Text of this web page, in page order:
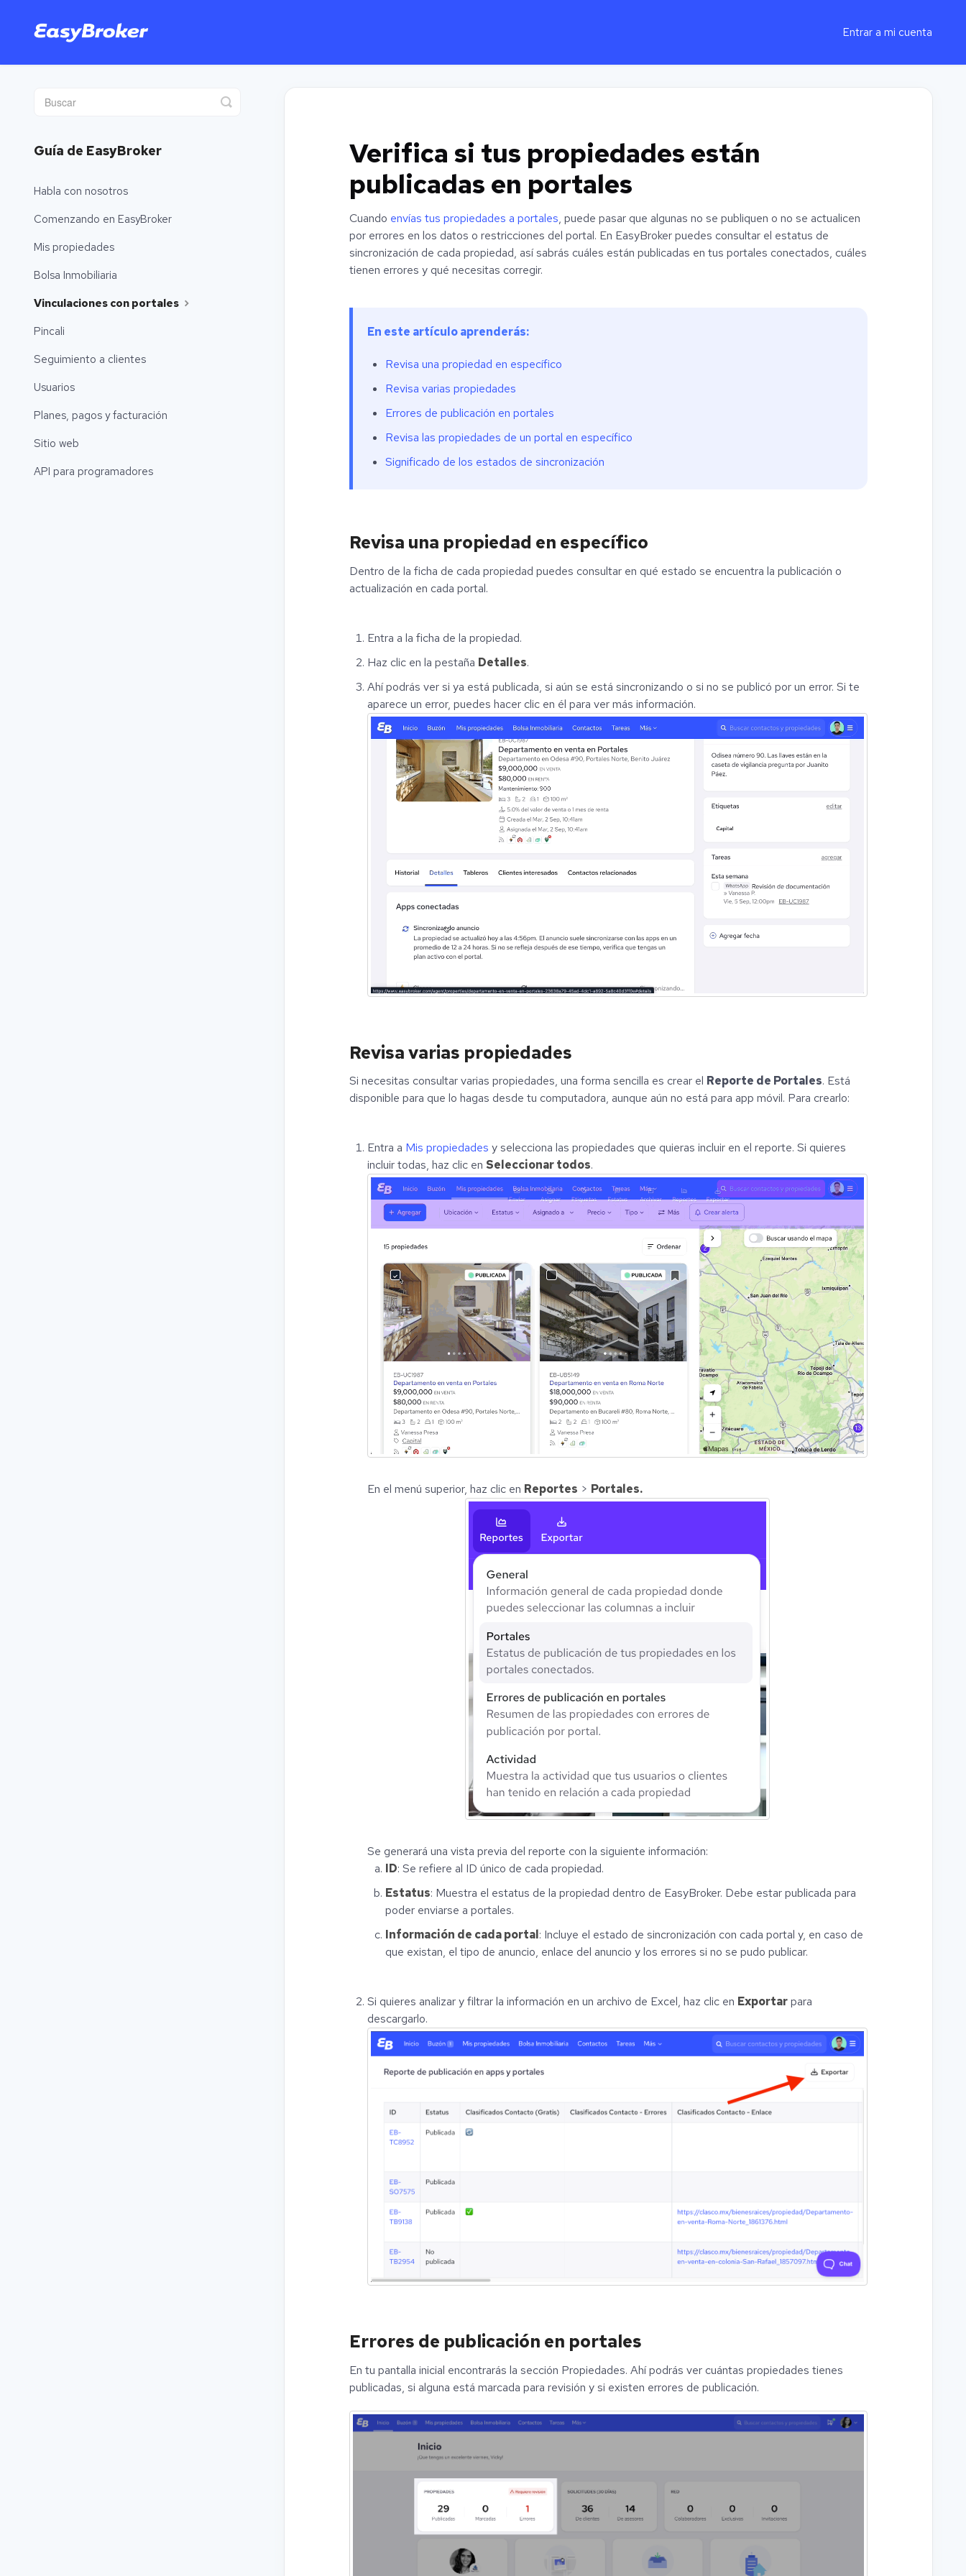
Entrar a mi cuenta
Verifica si tus propiedades están
publicadas en portales
Cuando envías tus propiedades a portales, puede pasar que algunas no se publiquen o no se actualicen
por errores en los datos o restricciones del portal. En EasyBroker puedes consultar el estatus de
sincronización de cada propiedad, así sabrás cuáles están publicadas en tus portales conectados, cuáles
tienen errores y qué necesitas corregir.
En este artículo aprenderás:
Revisa una propiedad en específico
Revisa varias propiedades
Errores de publicación en portales
Revisa las propiedades de un portal en específico
Significado de los estados de sincronización
Revisa una propiedad en específico
Dentro de la ficha de cada propiedad puedes consultar en qué estado se encuentra la publicación o
actualización en cada portal.
Entra a la ficha de la propiedad.
Haz clic en la pestaña Detalles.
Ahí podrás ver si ya está publicada, si aún se está sincronizando o si no se publicó por un error. Si te
aparece un error, puedes hacer clic en él para ver más información.
Revisa varias propiedades
Si necesitas consultar varias propiedades, una forma sencilla es crear el Reporte de Portales. Está
disponible para que lo hagas desde tu computadora, aunque aún no está para app móvil. Para crearlo:
Entra a Mis propiedades y selecciona las propiedades que quieras incluir en el reporte. Si quieres
incluir todas, haz clic en Seleccionar todos.
En el menú superior, haz clic en Reportes > Portales.
Se generará una vista previa del reporte con la siguiente información:
ID: Se refiere al ID único de cada propiedad.
Estatus: Muestra el estatus de la propiedad dentro de EasyBroker. Debe estar publicada para
poder enviarse a portales.
Información de cada portal: Incluye el estado de sincronización con cada portal y, en caso de
que existan, el tipo de anuncio, enlace del anuncio y los errores si no se pudo publicar.
Si quieres analizar y filtrar la información en un archivo de Excel, haz clic en Exportarpara
descargarlo.
Errores de publicación en portales
En tu pantalla inicial encontrarás la sección Propiedades. Ahí podrás ver cuántas propiedades tienes
publicadas, si alguna está marcada para revisión y si existen errores de publicación.
Toggle
Search
Guía de EasyBroker
Habla con nosotros
Comenzando en EasyBroker
Mis propiedades
Bolsa Inmobiliaria
Vinculaciones con portales
Pincali
Seguimiento a clientes
Usuarios
Planes, pagos y facturación
Sitio web
API para programadores